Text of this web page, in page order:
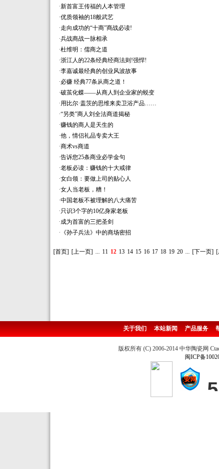
·新首富王传福的人本管理
·优质领袖的18般武艺
·走向成功的“十商”商战必读!
·兵战商战一脉相承
·杜维明：儒商之道
·浙江人的22条经典经商法则!强悍!
·李嘉诚最经典的创业风波故事
·必赚 经典77条从商之道！
·破茧化蝶――从商人到企业家的蜕变
·用比尔·盖茨的思维来卖卫浴产品……
·“另类”商人刘全法商道揭秘
·赚钱的商人是天生的
·他，情侣礼品专卖大王
·商术vs商道
·告诉您25条商业必学金句
·老板必读：赚钱的十大戒律
·女白领：要做上司的贴心人
·女人当老板，糟！
·中国老板不被理解的八大痛苦
·只识3个字的10亿身家老板
·成为首富的三把圣剑
· 《孙子兵法》中的商场密招
[首页] [上一页] ... 11 12 13 14 15 16 17 18 19 20 ... [下一页]
关于我们 本站新闻 产品服务
版权所有 (C) 2006-2014 中华陶瓷网
闽ICP备